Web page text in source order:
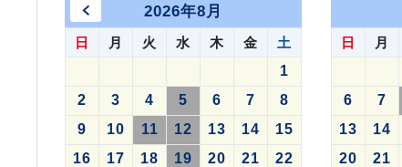
2026年8月
日 月 火 水 木 金
土
1
2
3 4 5 6 7
8
9
10 11 12 13 14
15
16
17 18 19 20 21
22
日 月
6
7
13
14
20
21